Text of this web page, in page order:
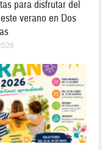
para disfrutar del
verano en Dos